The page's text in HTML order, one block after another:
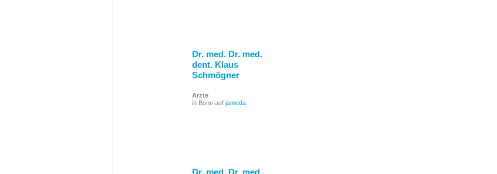
Dr. med. Dr. med.
dent. Klaus
Schmögner
Ärzte
in Bonn auf jameda
Dr. med. Dr. med.